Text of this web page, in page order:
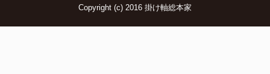
Copyright (c) 2016 掛け軸総本家